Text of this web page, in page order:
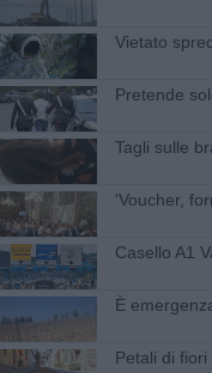
Vietato
Pretende
Tagli sulle
'Voucher,
Casello A1
È
Petali di